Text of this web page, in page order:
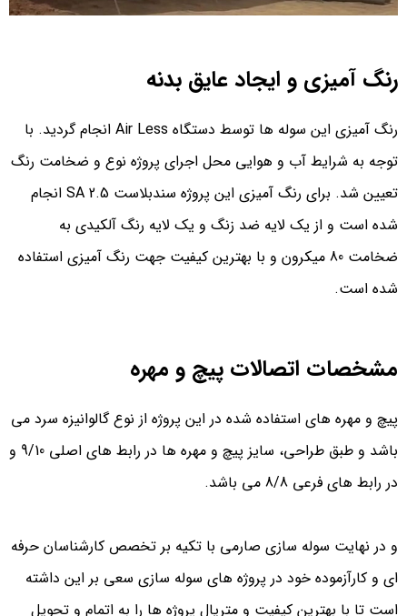
رنگ آمیزی و ایجاد عایق بدنه
رنگ آمیزی این سوله ها توسط دستگاه Air Less انجام گردید. با
توجه به شرایط آب و هوایی محل اجرای پروژه نوع و ضخامت رنگ
تعیین شد. برای رنگ آمیزی این پروژه سندبلاست SA 2.5 انجام
شده است و از یک لایه ضد زنگ و یک لایه رنگ آلکیدی به
ضخامت 80 میکرون و با بهترین کیفیت جهت رنگ آمیزی استفاده
شده است.
مشخصات اتصالات پیچ و مهره
پیچ و مهره های استفاده شده در این پروژه از نوع گالوانیزه سرد می
باشد و طبق طراحی، سایز پیچ و مهره ها در رابط های اصلی 9/10 و
در رابط های فرعی 8/8 می باشد.
و در نهایت سوله سازی صارمی با تکیه بر تخصص کارشناسان حرفه
ای و کارآزموده خود در پروژه های سوله سازی سعی بر این داشته
است تا با بهترین کیفیت و متریال پروژه ها را به اتمام و تحویل